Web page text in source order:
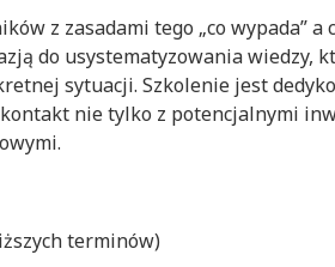
z zasadami tego „co wypada”
do usystematyzowania wiedzy,
sytuacji. Szkolenie jest
nie tylko z potencjalnymi
terminów)